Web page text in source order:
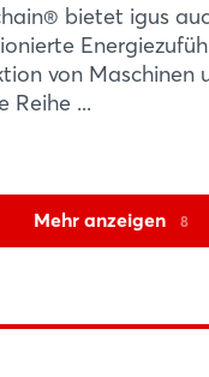
bietet igus
von Maschinen
Reihe ...
Mehr anzeigen 8